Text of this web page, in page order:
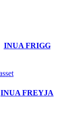
INUA FRIGG
INUA FREYJA